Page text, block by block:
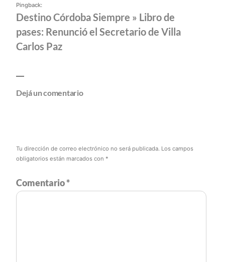
Pingback:
Destino Córdoba Siempre » Libro de
pases: Renunció el Secretario de Villa
Carlos Paz
Dejá un comentario
Tu dirección de correo electrónico no será publicada. Los campos
obligatorios están marcados con *
Comentario*